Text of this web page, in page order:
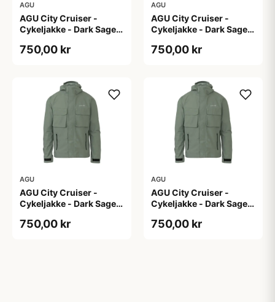
AGU
AGU City Cruiser -
Cykeljakke - Dark Sage -
750,00 kr
AGU
AGU City Cruiser -
Cykeljakke - Dark Sage -
750,00 kr
AGU
AGU City Cruiser -
Cykeljakke - Dark Sage -
750,00 kr
AGU
AGU City Cruiser -
Cykeljakke - Dark Sage -
750,00 kr